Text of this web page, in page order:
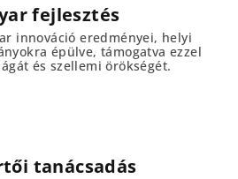
fejlesztés
innováció eredményei, helyi
épülve, támogatva ezzel
és szellemi örökségét.
tanácsadás